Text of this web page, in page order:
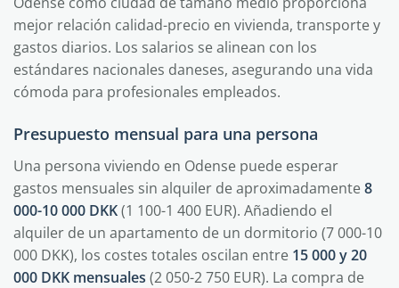
mejor relación calidad-precio en vivienda, transporte y
gastos diarios. Los salarios se alinean con los
estándares nacionales daneses, asegurando una vida
cómoda para profesionales empleados.
Presupuesto mensual para una persona
Una persona viviendo en Odense puede esperar
gastos mensuales sin alquiler de aproximadamente8
000-10 000 DKK(1 100-1 400 EUR). Añadiendo el
alquiler de un apartamento de un dormitorio (7 000-10
000 DKK), los costes totales oscilan entre 15 000 y 20
000 DKK mensuales (2 050-2 750 EUR). La compra de